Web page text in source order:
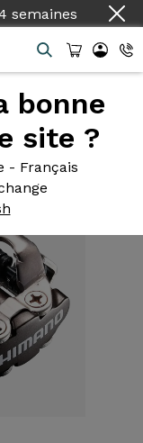
semaines
bonne
site ?
- Français
XC